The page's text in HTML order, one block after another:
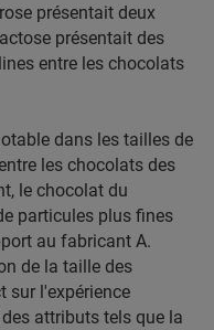
présentait deux
présentait des
entre les chocolats
dans les tailles de
les chocolats des
le chocolat du
particules plus fines
au fabricant A.
de la taille des
sur l'expérience
attributs tels que la